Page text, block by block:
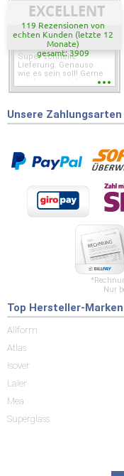
EXCELLENT
119 Rezensionen von
echten Kunden (letzte 12
Monate)
gesamt: 3909
Super schnelle
Lieferung. Genauso
wie es sein soll! Gerne
wieder wenn ich was
Unsere Zahlungsarten
Nur
Top Hersteller-Marken
Allform
Atlas
Isover
Laier
Mea
Superglass